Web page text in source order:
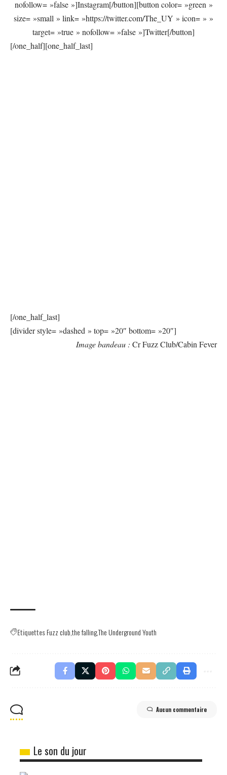
nofollow= »false »]Instagram[/button][button color= »green »
size= »small » link= »https://twitter.com/The_UY » icon= » »
target= »true » nofollow= »false »]Twitter[/button]
[/one_half][one_half_last]
[/one_half_last]
[divider style= »dashed » top= »20″ bottom= »20″]
Image bandeau : Cr Fuzz Club/Cabin Fever
EtiquettesFuzz clubthe fallingThe Underground Youth
Aucun commentaire
Le son du jour